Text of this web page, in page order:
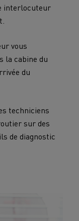
interlocuteur
vous
la cabine du
du
techniciens
sur des
de diagnostic